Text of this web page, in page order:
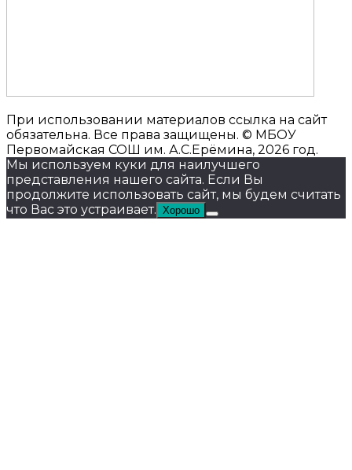
При использовании материалов ссылка на сайт
обязательна. Все права защищены. © МБОУ
Первомайская СОШ им. А.С.Ерёмина, 2026 год.
Мы используем куки для наилучшего
представления нашего сайта. Если Вы
продолжите использовать сайт, мы будем считать
что Вас это устраивает. Хорошо